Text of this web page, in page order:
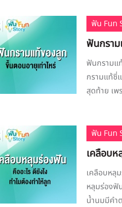
ฟัน Fun
ฟันกราม
ฟันกรามแ
กรามแท้ซี่
สุดท้าย เพ
ฟัน Fun
เคลือบห
เคลือบหลุ
หลุมร่องฟั
น้ำนมมีคำ